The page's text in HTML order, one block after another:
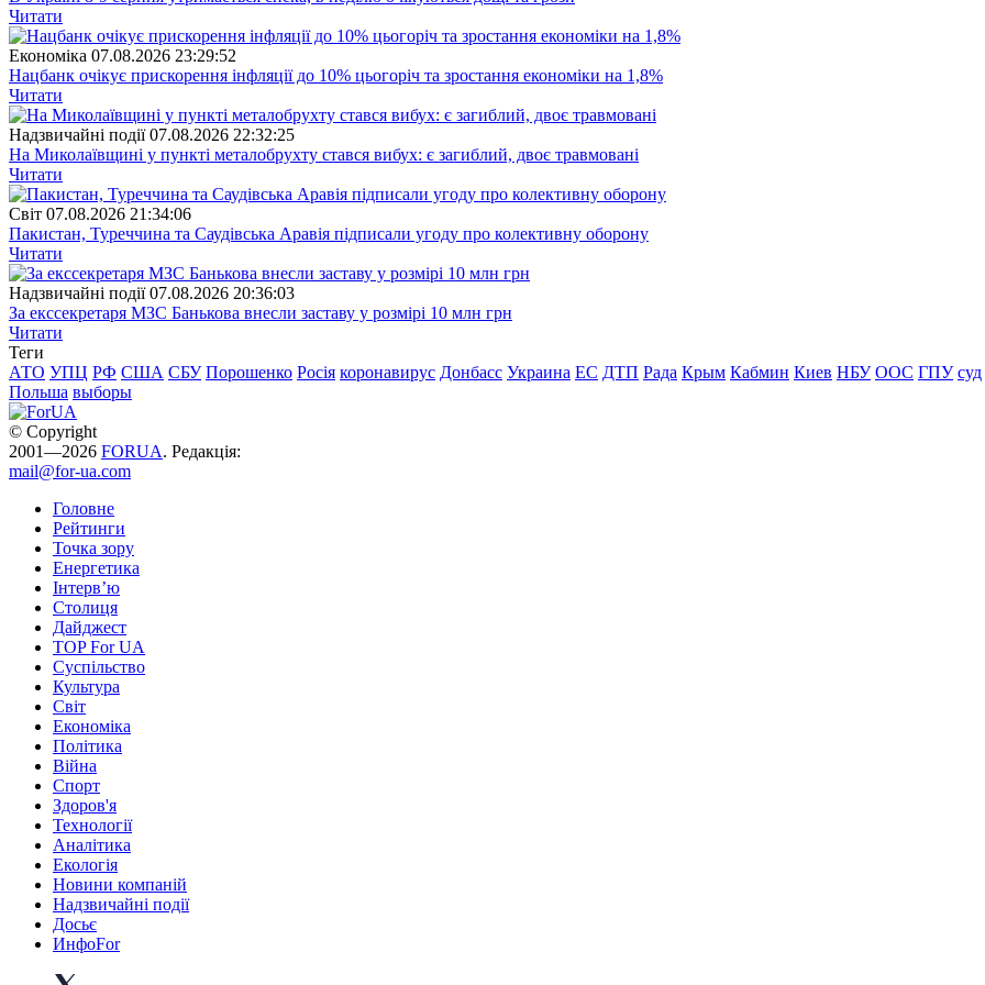
Читати
Економіка 07.08.2026 23:29:52
Нацбанк очікує прискорення інфляції до 10% цьогоріч та зростання економіки на 1,8%
Читати
Надзвичайні події 07.08.2026 22:32:25
На Миколаївщині у пункті металобрухту стався вибух: є загиблий, двоє травмовані
Читати
Свiт 07.08.2026 21:34:06
Пакистан, Туреччина та Саудівська Аравія підписали угоду про колективну оборону
Читати
Надзвичайні події 07.08.2026 20:36:03
За екссекретаря МЗС Банькова внесли заставу у розмірі 10 млн грн
Читати
Теги
АТО УПЦ РФ США СБУ Порошенко Росія коронавирус Донбасс Украина ЕС ДТП Рада Крым Кабмин Киев НБУ ООС ГПУ суд
Польша выборы
© Copyright
2001—2026 FORUA. Редакція:
mail@for-ua.com
Головне
Рейтинги
Точка зору
Енергетика
Інтерв’ю
Столиця
Дайджест
TOP For UA
Суспiльство
Культура
Світ
Економіка
Політика
Війна
Спорт
Здоров'я
Технології
Аналітика
Екологія
Новини компаній
Надзвичайні події
Досьє
ИнфоFor